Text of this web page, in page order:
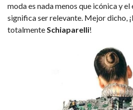
moda es nada menos que icónica y
significa ser relevante. Mejor dicho,
totalmente Schiaparelli!